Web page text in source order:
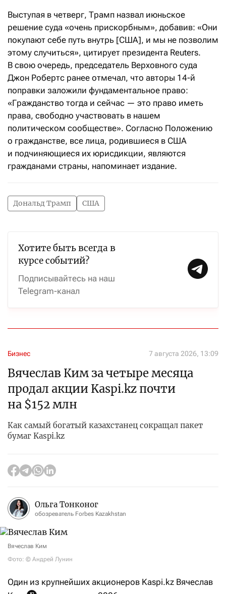
Выступая в четверг, Трамп назвал июньское
решение суда «очень прискорбным», добавив: «Они
покупают себе путь внутрь [США], и мы не позволим
этому случиться», цитирует президента Reuters.
В свою очередь, председатель Верховного суда
Джон Робертс ранее отмечал, что авторы 14-й
поправки заложили фундаментальное право:
«Гражданство тогда и сейчас — это право иметь
права, свободно участвовать в нашем
политическом сообществе». Согласно Положению
о гражданстве, все лица, родившиеся в США
и подчиняющиеся их юрисдикции, являются
гражданами страны, напоминает издание.
Дональд Трамп США
Хотите быть всегда в
курсе событий?
Подписывайтесь на наш
Telegram-канал
Бизнес 7 августа 2026, 13:09
Вячеслав Ким за четыре месяца
продал акции Kaspi.kz почти
на $152 млн
Как самый богатый казахстанец сокращал пакет
бумаг Kaspi.kz
Ольга Тонконог
обозреватель Forbes Kazakhstan
Вячеслав Ким
Фото: © Андрей Лунин
Один из крупнейших акционеров Kaspi.kz Вячеслав